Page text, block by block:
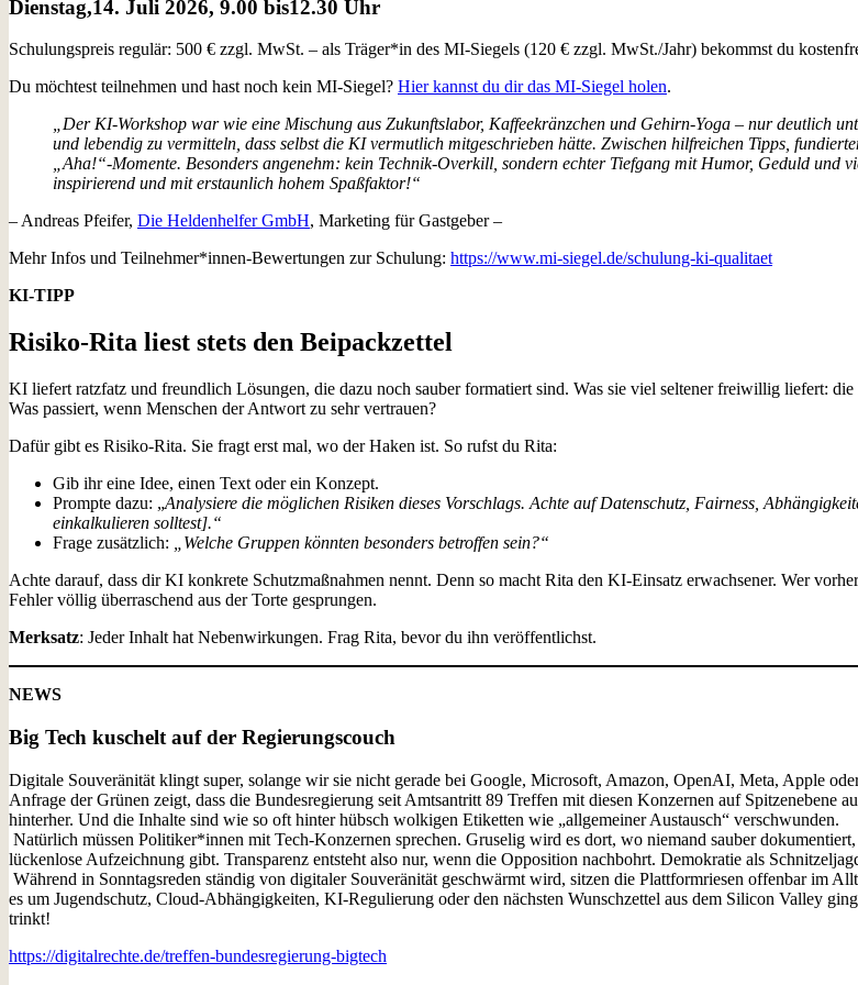
Dienstag,14. Juli 2026, 9.00 bis12.30 Uhr
Schulungspreis regulär: 500 € zzgl. MwSt. – als Träger*in des MI-Siegels (120 € zzgl. MwSt./Jahr) bekommst du
Du möchtest teilnehmen und hast noch kein MI-Siegel? Hier kannst du dir das MI-Siegel holen.
Der KI-Workshop war wie eine Mischung aus Zukunftslabor, Kaffeekränzchen und Gehirn-Yoga – nur deutlich
und lebendig zu vermitteln, dass selbst die KI vermutlich mitgeschrieben hätte. Zwischen hilfreichen Tipps,
„Aha!“-Momente. Besonders angenehm: kein Technik-Overkill, sondern echter Tiefgang mit Humor, Geduld und
inspirierend und mit erstaunlich hohem Spaßfaktor!“
– Andreas Pfeifer, Die Heldenhelfer GmbH, Marketing für Gastgeber –
Mehr Infos und Teilnehmer*innen-Bewertungen zur Schulung: https://www.mi-siegel.de/schulung-ki-qualitaet
KI-TIPP
Risiko-Rita liest stets den Beipackzettel
KI liefert ratzfatz und freundlich Lösungen, die dazu noch sauber formatiert sind. Was sie viel seltener freiwillig liefert:
Was passiert, wenn Menschen der Antwort zu sehr vertrauen?
Dafür gibt es Risiko-Rita. Sie fragt erst mal, wo der Haken ist. So rufst du Rita:
Gib ihr eine Idee, einen Text oder ein Konzept.
Prompte dazu: „Analysiere die möglichen Risiken dieses Vorschlags. Achte auf Datenschutz, Fairness,
einkalkulieren solltest].“
Frage zusätzlich:
„Welche Gruppen könnten besonders betroffen sein?“
Achte darauf, dass dir KI konkrete Schutzmaßnahmen nennt. Denn so macht Rita den KI-Einsatz erwachsener. Wer
Fehler völlig überraschend aus der Torte gesprungen.
Merksatz: Jeder Inhalt hat Nebenwirkungen. Frag Rita, bevor du ihn veröffentlichst.
NEWS
Big Tech kuschelt auf der Regierungscouch
Digitale Souveränität klingt super, solange wir sie nicht gerade bei Google, Microsoft, Amazon, OpenAI, Meta, Apple
Anfrage der Grünen zeigt, dass die Bundesregierung seit Amtsantritt 89 Treffen mit diesen Konzernen auf
hinterher. Und die Inhalte sind wie so oft hinter hübsch wolkigen Etiketten wie „allgemeiner Austausch“ verschwunden.
Natürlich müssen Politiker*innen mit Tech-Konzernen sprechen. Gruselig wird es dort, wo niemand sauber
lückenlose Aufzeichnung gibt. Transparenz entsteht also nur, wenn die Opposition nachbohrt. Demokratie als
Während in Sonntagsreden ständig von digitaler Souveränität geschwärmt wird, sitzen die Plattformriesen offenbar im
es um Jugendschutz, Cloud-Abhängigkeiten, KI-Regulierung oder den nächsten Wunschzettel aus dem Silicon Valley
trinkt!
https://digitalrechte.de/treffen-bundesregierung-bigtech